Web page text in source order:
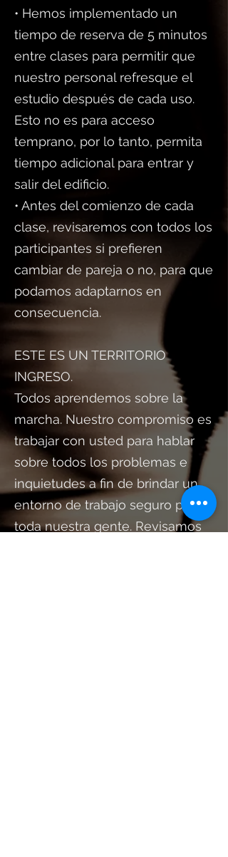
• Hemos implementado un
tiempo de reserva de 5 minutos
entre clases para permitir que
nuestro personal refresque el
estudio después de cada uso.
Esto no es para acceso
temprano, por lo tanto, permita
tiempo adicional para entrar y
salir del edificio.
• Antes del comienzo de cada
clase, revisaremos con todos los
participantes si prefieren
cambiar de pareja o no, para que
podamos adaptarnos en
consecuencia.
ESTE ES UN TERRITORIO
INGRESO.
Todos aprendemos sobre la
marcha. Nuestro compromiso es
trabajar con usted para hablar
sobre todos los problemas e
inquietudes a fin de brindar un
entorno de trabajo seguro para
toda nuestra gente. Revisamos